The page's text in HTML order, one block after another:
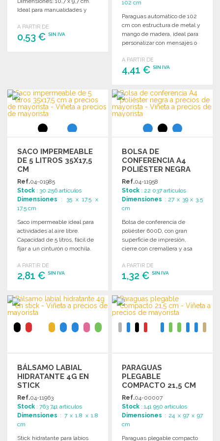
Ideal para manualidades y
A PARTIR DE
0,53 € SIN IVA
102 cm
Paraguas automático de 102
cm con estructura de metal y
mango de madera, ideal para
personalizar con mensajes o
A PARTIR DE
4,41 €SIN IVA
PEDIR
Solicitar un presupuesto
SACO IMPERMEABLE
DE 5 LITROS 35X17,5
CM
Ref.04-01985
Stock : 30 256 artículos
Dimensiones : 35 x 17.5 x
17.5 cm
Saco impermeable ideal para
actividades al aire libre.
Capacidad de 5 litros, fácil de
fijar a un cinturón o mochila.
A PARTIR DE
2,81 € SIN IVA
PEDIR
Solicitar un presupuesto
BOLSA DE
CONFERENCIA A4
POLIÉSTER NEGRA
Ref.04-11958
Stock : 22 037 artículos
Dimensiones : 27 x 39 x 3.5
cm
Bolsa de conferencia de
poliéster 600D, con gran
superficie de impresión,
cierre con cremallera y asa
A PARTIR DE
1,32 €SIN IVA
PEDIR
Solicitar un presupuesto
BÁLSAMO LABIAL
HIDRATANTE 4G EN
STICK
Ref.04-11963
Stock : 763 741 artículos
Dimensiones : 7 x 1.8 x 1.8
cm
Stick hidratante para labios
PARAGUAS
PLEGABLE
COMPACTO 21,5 CM
A PRECIOS DE
MAYORISTA
Ref.04-00007
Stock : 141 950 artículos
Dimensiones : 24 x 97 x 97
cm
Paraguas plegable compacto